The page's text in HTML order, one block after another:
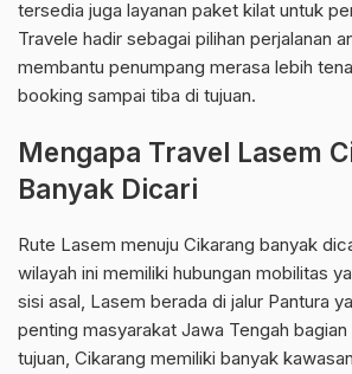
tersedia juga layanan paket kilat untuk
Travele hadir sebagai pilihan perjalanan
membantu penumpang merasa lebih
booking sampai tiba di tujuan.
Mengapa Travel Lasem
Banyak Dicari
Rute Lasem menuju Cikarang banyak
wilayah ini memiliki hubungan mobilitas
sisi asal, Lasem berada di jalur Pantura
penting masyarakat Jawa Tengah bagian
tujuan, Cikarang memiliki banyak